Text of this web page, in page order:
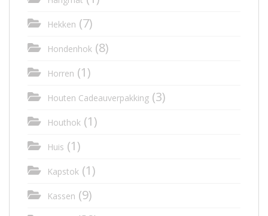
Hekken (7)
Hondenhok (8)
Horren (1)
Houten Cadeauverpakking (3)
Houthok (1)
Huis (1)
Kapstok (1)
Kassen (9)